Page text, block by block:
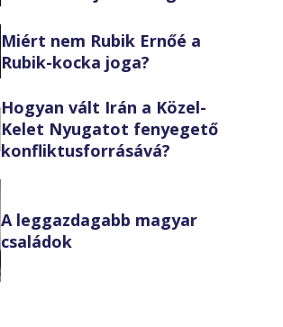
Miért nem Rubik Ernőé a
Rubik-kocka joga?
Hogyan vált Irán a Közel-
Kelet Nyugatot fenyegető
konfliktusforrásává?
A leggazdagabb magyar
családok